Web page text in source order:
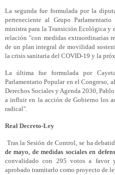
La segunda fue formulada por la
perteneciente al Grupo
ministra para la Transición Ecológica y
relación "con medidas extraordinarias
de un plan integral de movilidad
la crisis sanitaria del COVID-19 y la
La última fue formulada por
Parlamentario Popular en el Congreso,
Derechos Sociales y Agenda 2030,
a influir en la acción de Gobierno los
radical".
Real Decreto-Ley
Tras la Sesión de Control, se ha
de mayo, de medidas sociales en
convalidado con 295 votos a favor
aprobado tramitarlo como proyecto de